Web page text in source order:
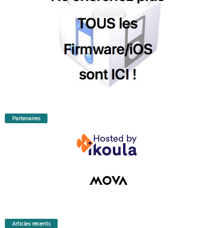
Partenaires
Articles récents